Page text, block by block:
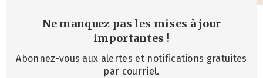
Ne manquez pas les mises à jour
importantes !
Abonnez-vous aux alertes et notifications gratuites
par courriel.